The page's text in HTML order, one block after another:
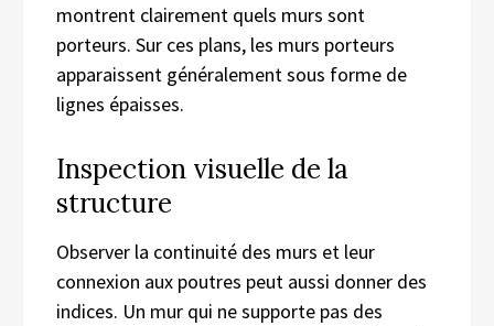
montrent clairement quels murs sont
porteurs. Sur ces plans, les murs porteurs
apparaissent généralement sous forme de
lignes épaisses.
Inspection visuelle de la
structure
Observer la continuité des murs et leur
connexion aux poutres peut aussi donner des
indices. Un mur qui ne supporte pas des